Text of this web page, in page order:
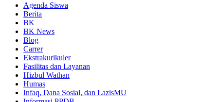
Agenda Siswa
Berita
BK
BK News
Blog
Carrer
Ekstrakurikuler
Fasilitas dan Layanan
Hizbul Wathan
Humas
Infaq, Dana Sosial, dan LazisMU